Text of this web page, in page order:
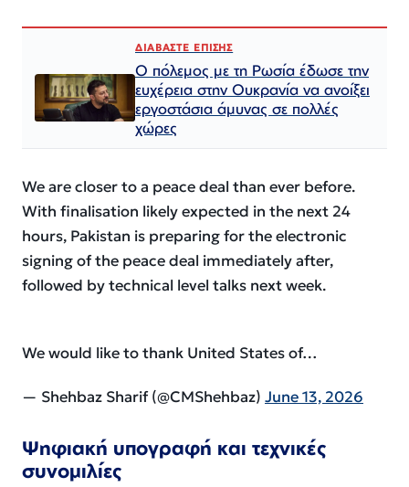
ΔΙΑΒΑΣΤΕ ΕΠΙΣΗΣ
Ο πόλεμος με τη Ρωσία έδωσε την
ευχέρεια στην Ουκρανία να ανοίξει
εργοστάσια άμυνας σε πολλές
χώρες
We are closer to a peace deal than ever before.
With finalisation likely expected in the next 24
hours, Pakistan is preparing for the electronic
signing of the peace deal immediately after,
followed by technical level talks next week.
We would like to thank United States of…
— Shehbaz Sharif (@CMShehbaz) June 13, 2026
Ψηφιακή υπογραφή και τεχνικές
συνομιλίες